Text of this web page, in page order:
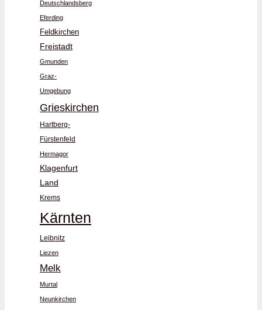
Deutschlandsberg
Eferding
Feldkirchen
Freistadt
Gmunden
Graz-
Umgebung
Grieskirchen
Hartberg-
Fürstenfeld
Hermagor
Klagenfurt
Land
Krems
Kärnten
Leibnitz
Liezen
Melk
Murtal
Neunkirchen